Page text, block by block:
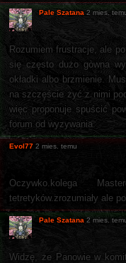
Pale Szatana 2 mies.
Rozumiem frustracje, ale
się często dużo gòwna
okładki albo brzmienie.
na szczęście żyć z nimi
więc proponuje spuścić
forum od wyzywania.
Evol77 2 mies. temu
Oczywko.kolega
tetretyków.zrozumiały ale
Pale Szatana 2 mies.
Widzę, że Panowie w